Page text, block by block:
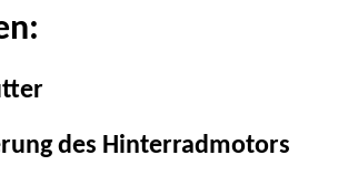
des Hinterradmotors